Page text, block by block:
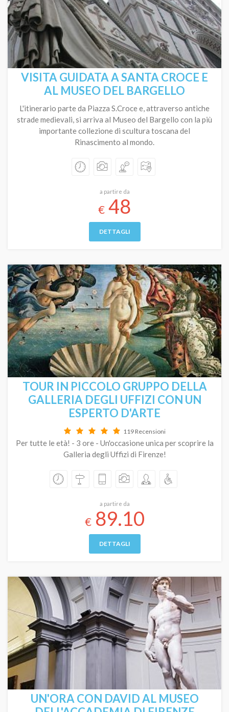
VISITA GUIDATA A SANTA CROCE E
AL MUSEO DEL BARGELLO
L'itinerario parte da Piazza S.Croce e, attraverso antiche
strade medievali, si arriva al Museo del Bargello con la più
importante collezione di scultura toscana del
Rinascimento al mondo.
a partire da
€ 48
DETTAGLI
TOUR IN PICCOLO GRUPPO DELLA
GALLERIA DEGLI UFFIZI CON UN
ESPERTO D'ARTE
119 Recensioni
Per tutte le età! - 3 ore - Un'occasione unica per scoprire la
Galleria degli Uffizi di Firenze!
a partire da
€89.10
DETTAGLI
UN'ORA CON DAVID AL MUSEO